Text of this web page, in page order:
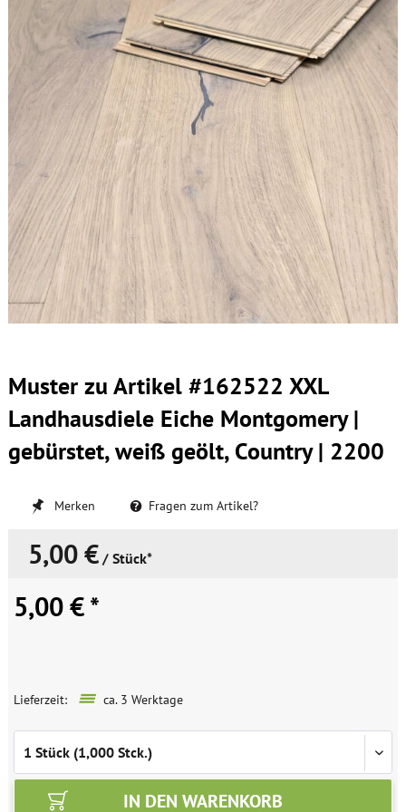
Muster zu Artikel #162522 XXL
Landhausdiele Eiche Montgomery |
gebürstet, weiß geölt, Country | 2200
Merken Fragen zum Artikel?
5,00 € / Stück*
5,00 € *
Lieferzeit: ca. 3 Werktage
IN DEN WARENKORB